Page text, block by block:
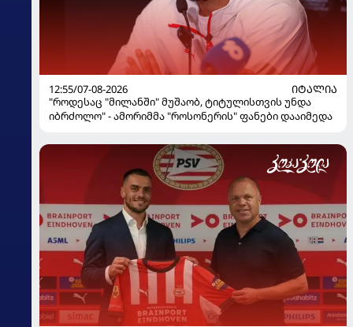
12:55/07-08-2026
ᲘᲢᲐᲚᲘᲐ
"როდესაც "მილანში" მუშაობ, ტიტულისთვის უნდა
იბრძოლო" - ამორიმმა "როსონერის" ფანები დააიმედა